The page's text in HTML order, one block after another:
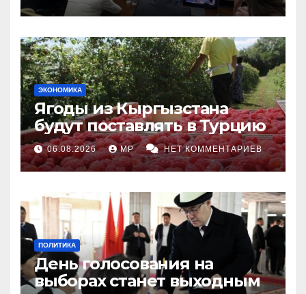
ЭКОНОМИКА
Ягоды из Кыргызстана
будут поставлять в Турцию
06.08.2026 MP НЕТ КОММЕНТАРИЕВ
ПОЛИТИКА
День голосования на
выборах станет выходным